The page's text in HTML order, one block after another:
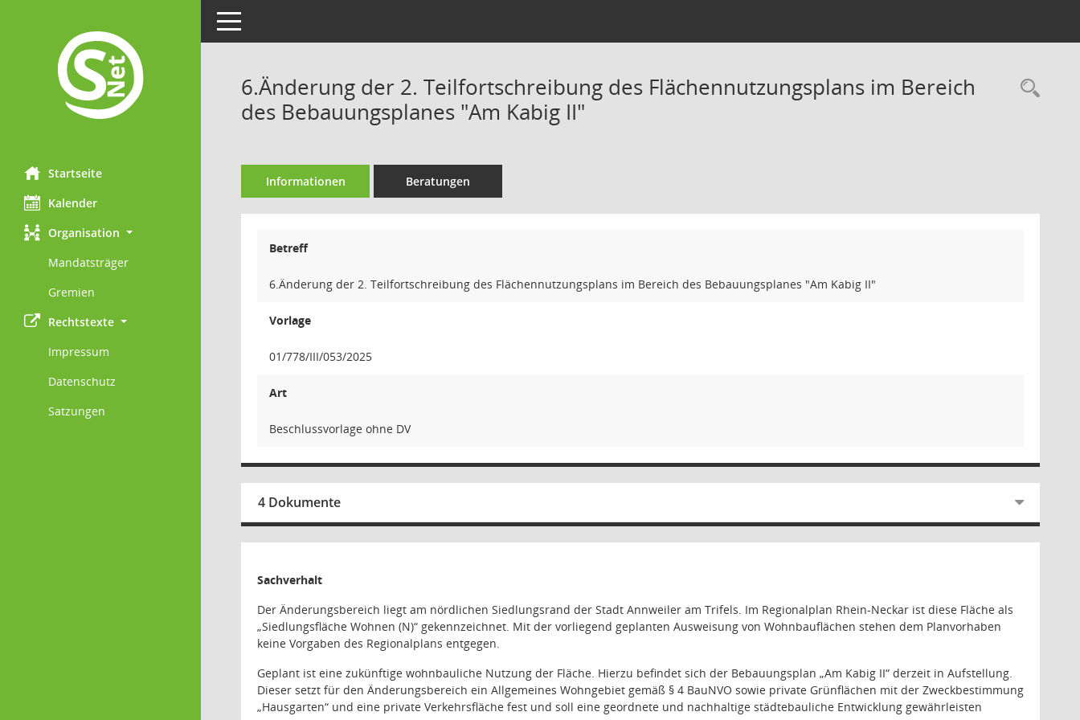
Startseite
Kalender
Organisation
Mandatsträger
Gremien
Rechtstexte
Impressum
Datenschutz
Satzungen
Toggle navigation
6.Änderung der 2. Teilfortschreibung des Flächennutzungsplans im Bereich
des Bebauungsplanes "Am Kabig II"
Informationen Beratungen
Betreff
6.Änderung der 2. Teilfortschreibung des Flächennutzungsplans im Bereich des Bebauungsplanes "Am Kabig II"
Vorlage
01/778/III/053/2025
Art
Beschlussvorlage ohne DV
4 Dokumente
Sachverhalt
Der Änderungsbereich liegt am nördlichen Siedlungsrand der Stadt Annweiler am Trifels. Im Regionalplan Rhein-Neckar ist diese Fläche als
„Siedlungsfläche Wohnen (N)“ gekennzeichnet. Mit der vorliegend geplanten Ausweisung von Wohnbauflächen stehen dem Planvorhaben
keine Vorgaben des Regionalplans entgegen.
Geplant ist eine zukünftige wohnbauliche Nutzung der Fläche. Hierzu befindet sich der Bebauungsplan „Am Kabig II“ derzeit in Aufstellung.
Dieser setzt für den Änderungsbereich ein Allgemeines Wohngebiet gemäß § 4 BauNVO sowie private Grünflächen mit der Zweckbestimmung
„Hausgarten“ und eine private Verkehrsfläche fest und soll eine geordnete und nachhaltige städtebauliche Entwicklung gewährleisten